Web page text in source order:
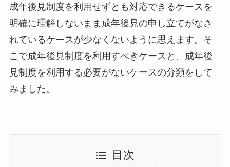
成年後見制度を利用せずとも対応できるケースを
明確に理解しないまま成年後見の申し立てがなさ
れているケースが少なくないように思えます。そ
こで成年後見制度を利用すべきケースと、成年後
見制度を利用する必要がないケースの分類をして
みました。
目次